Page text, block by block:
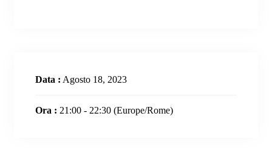
Data : Agosto 18, 2023
Ora : 21:00 - 22:30 (Europe/Rome)